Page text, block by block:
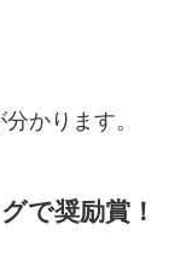
かります。
で奨励賞！